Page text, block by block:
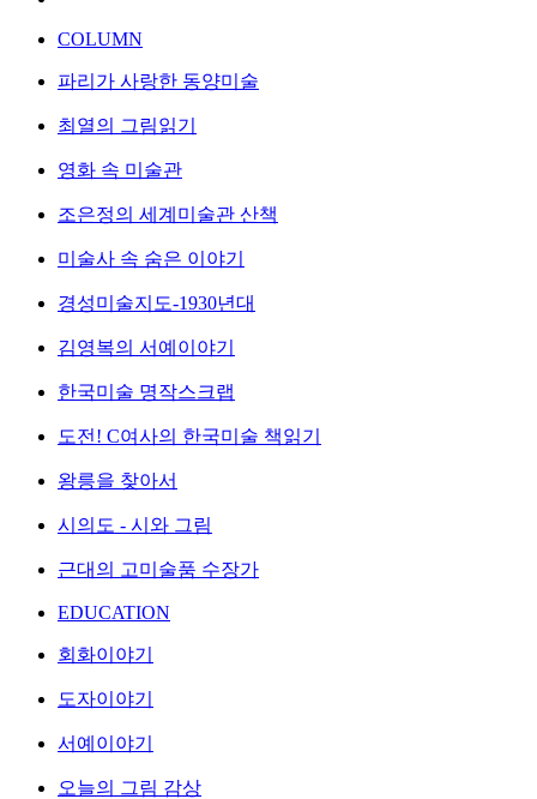
COLUMN
파리가 사랑한 동양미술
최열의 그림읽기
영화 속 미술관
조은정의 세계미술관 산책
미술사 속 숨은 이야기
경성미술지도-1930년대
김영복의 서예이야기
한국미술 명작스크랩
도전! C여사의 한국미술 책읽기
왕릉을 찾아서
시의도 - 시와 그림
근대의 고미술품 수장가
EDUCATION
회화이야기
도자이야기
서예이야기
오늘의 그림 감상